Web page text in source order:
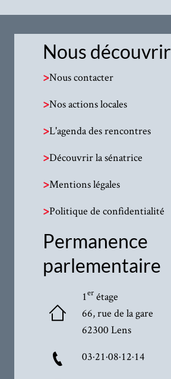
Nous découvrir
>Nous contacter
>Nos actions locales
>L'agenda des rencontres
>Découvrir la sénatrice
>Mentions légales
>Politique de confidentialité
Permanence
parlementaire
1erétage
66, rue de la gare
62300 Lens
03·21·08·12·14